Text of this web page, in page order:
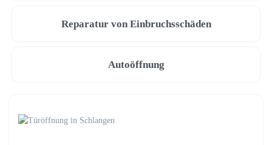
Reparatur von Einbruchsschäden
Autoöffnung